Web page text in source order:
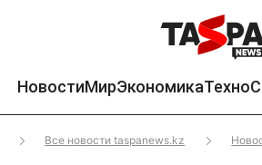
НовостиМирЭкономикаТехно
Все новости taspanews.kz